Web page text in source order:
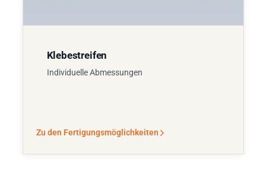
Klebestreifen
Individuelle Abmessungen
Zu den Fertigungsmöglichkeiten